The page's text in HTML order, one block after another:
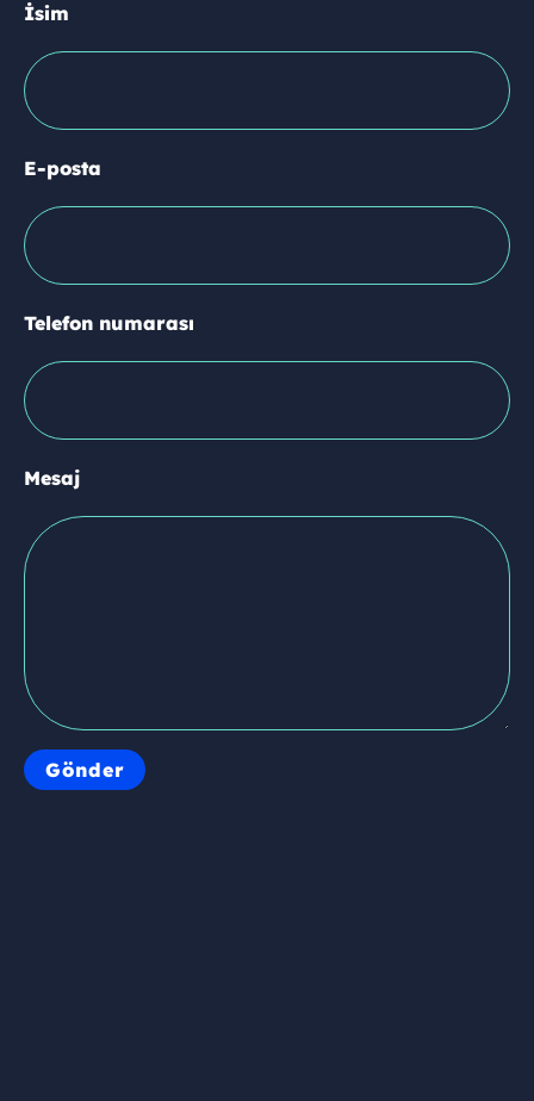
İsim
E-posta
Telefon numarası
Mesaj